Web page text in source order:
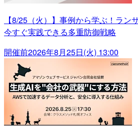
【8/25（火）】事例から学ぶ！ラン
今すぐ実践できる多重防御戦略
開催前2026年8月25日(火) 13:00